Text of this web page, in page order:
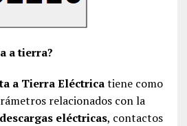
a tierra?
a Tierra Eléctricatiene como
relacionados con la
eléctricas, contactos